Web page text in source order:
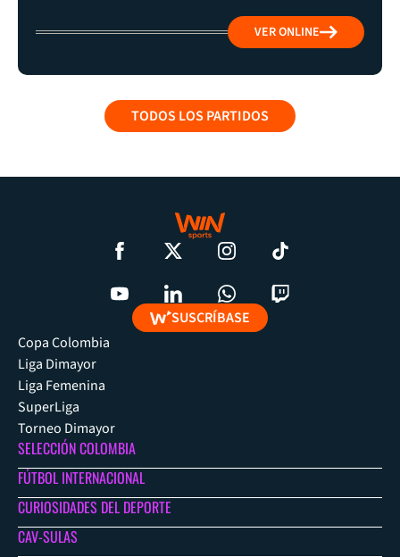
VER ONLINE
TODOS LOS PARTIDOS
SUSCRÍBASE
Copa Colombia
Liga Dimayor
Liga Femenina
SuperLiga
Torneo Dimayor
SELECCIÓN COLOMBIA
FÚTBOL INTERNACIONAL
CURIOSIDADES DEL DEPORTE
CAV-SULAS